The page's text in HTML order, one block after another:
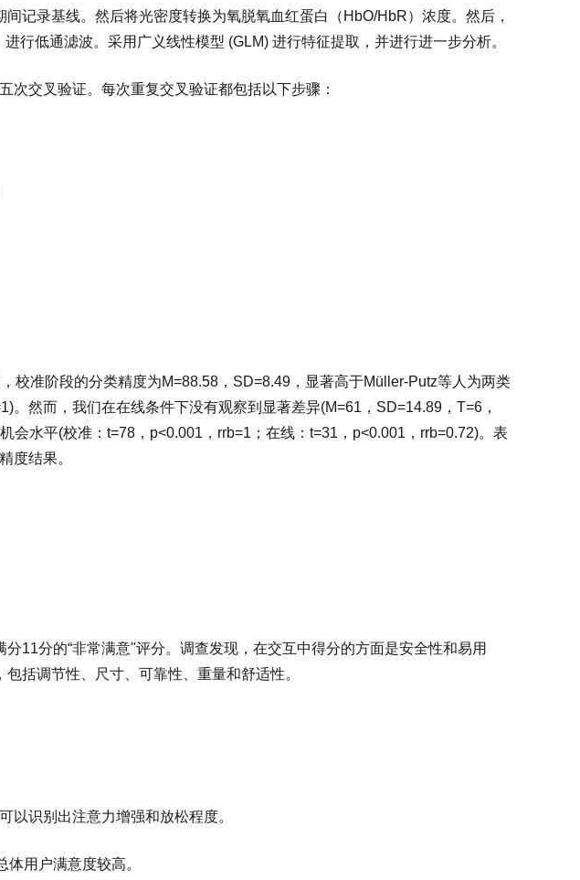
记录基线。然后将光密度转换为氧脱氧血红蛋白（HbO/HbR）浓度。然后，
行低通滤波。采用广义线性模型 (GLM) 进行特征提取，并进行进一步分析。
次交叉验证。每次重复交叉验证都包括以下步骤：
校准阶段的分类精度为M=88.58，SD=8.49，显著高于Müller-Putz等人为两类
。然而，我们在在线条件下没有观察到显著差异(M=61，SD=14.89，T=6，
会水平(校准：t=78，p<0.001，rrb=1；在线：t=31，p<0.001，rrb=0.72)。表
度结果。
11分的“非常满意"评分。调查发现，在交互中得分的方面是安全性和易用
括调节性、尺寸、可靠性、重量和舒适性。
以识别出注意力增强和放松程度。
用户满意度较高。